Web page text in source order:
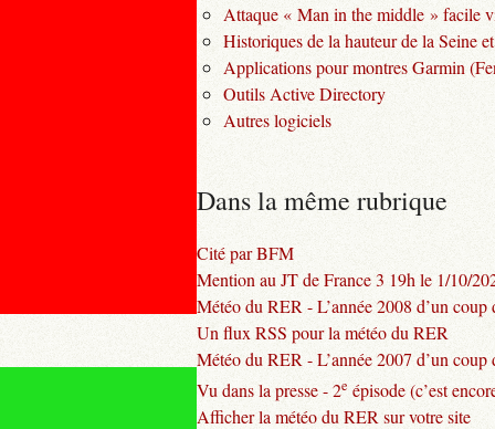
Attaque « Man in the middle » facile
Historiques de la hauteur de la Seine
Applications pour montres Garmin
Outils Active Directory
Autres logiciels
Dans la même rubrique
Cité par BFM
Mention au JT de France 3 19h le 1/10/
Météo du RER - L’année 2008 d’un coup
Un flux RSS pour la météo du RER
Météo du RER - L’année 2007 d’un coup
Vu dans la presse - 2e épisode (c’est
Afficher la météo du RER sur votre site